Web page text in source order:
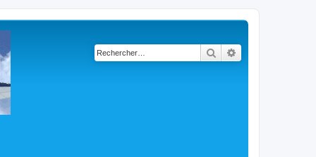
Rechercher